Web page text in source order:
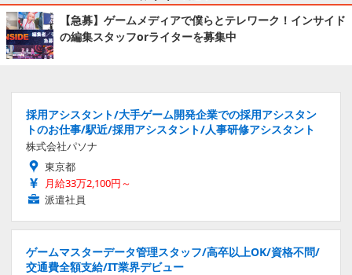
【急募】ゲームメディアで僕らとテレワーク！インサイド
の編集スタッフorライターを募集中
採用アシスタント/大手ゲーム開発企業での採用アシスタン
トのお仕事/駅近/採用アシスタント/人事研修アシスタント
株式会社パソナ
東京都
月給33万2,100円～
派遣社員
ゲームマスターデータ管理スタッフ/高卒以上OK/資格不問/
交通費全額支給/IT業界デビュー